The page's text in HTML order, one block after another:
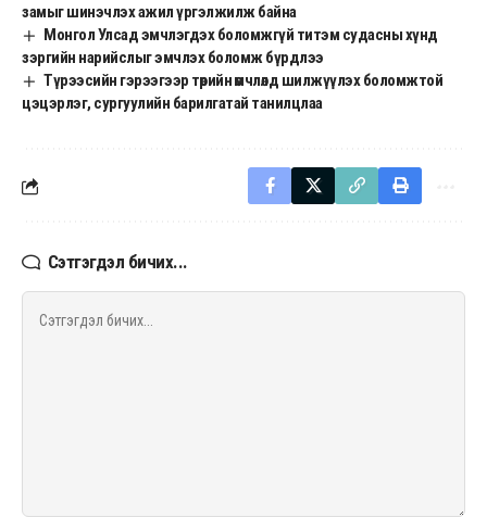
замыг шинэчлэх ажил үргэлжилж байна
Монгол Улсад эмчлэгдэх боломжгүй титэм судасны хүнд
зэргийн нарийслыг эмчлэх боломж бүрдлээ
Түрээсийн гэрээгээр төрийн өмчлөлд шилжүүлэх боломжтой
цэцэрлэг, сургуулийн барилгатай танилцлаа
Сэтгэгдэл бичих...